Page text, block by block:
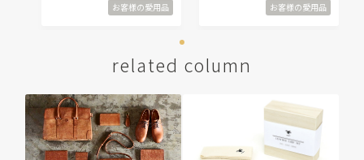
お客様の愛用品 お客様の愛用品
related column